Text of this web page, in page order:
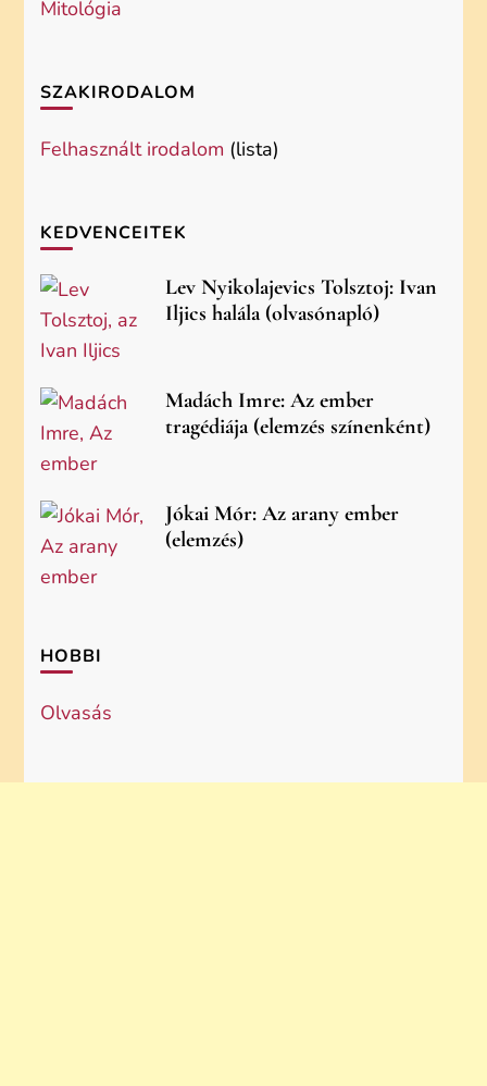
Mitológia
SZAKIRODALOM
Felhasznált irodalom (lista)
KEDVENCEITEK
Lev Nyikolajevics Tolsztoj: Ivan
Iljics halála (olvasónapló)
Madách Imre: Az ember
tragédiája (elemzés színenként)
Jókai Mór: Az arany ember
(elemzés)
HOBBI
Olvasás